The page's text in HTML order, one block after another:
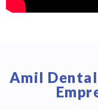
Amil